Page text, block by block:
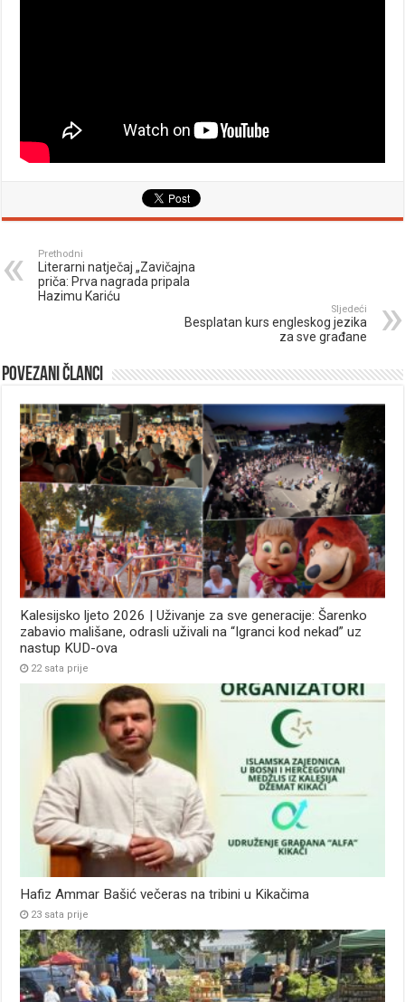
Prethodni
Literarni natječaj „Zavičajna
priča: Prva nagrada pripala
Hazimu Kariću
Sljedeći
Besplatan kurs engleskog jezika
za sve građane
Povezani članci
Kalesijsko ljeto 2026 | Uživanje za sve generacije: Šarenko
zabavio mališane, odrasli uživali na “Igranci kod nekad” uz
nastup KUD-ova
22 sata prije
Hafiz Ammar Bašić večeras na tribini u Kikačima
23 sata prije